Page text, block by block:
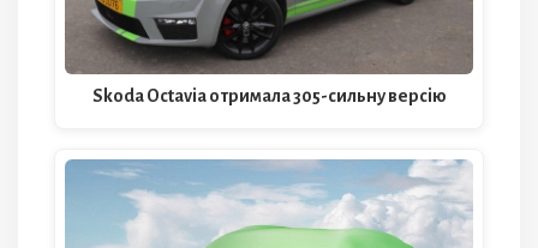
Skoda Octavia отримала 305-сильну версію